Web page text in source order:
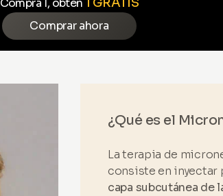
Compra 1, obtén
Comprar ahora
¿Qué es el
La terapia de
consiste en inyectar
capa subcutánea de